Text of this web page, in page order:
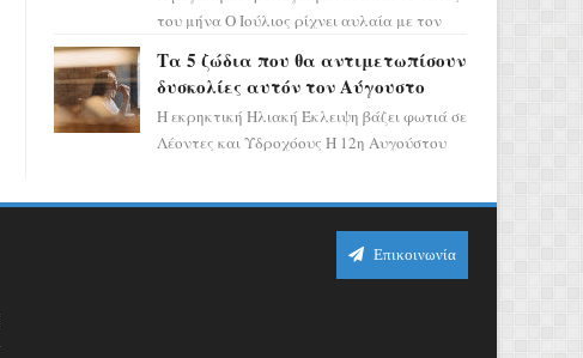
του μήνα Ο Ιούλιος ρίχνει αυλαία με τον
περνάει στο ζώδιο τω...
Τα 5 ζώδια που θα αντιμετωπίσουν
δυσκολίες αυτόν τον Αύγουστο
Η εκρηκτική Ηλιακή Έκλειψη βάζει φωτιά σε
Λέοντες και Υδροχόους Η 12η Αυγούστου
Επικοινωνία